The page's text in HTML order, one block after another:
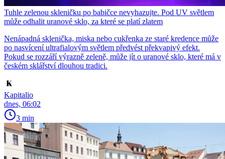
Tuhle zelenou skleničku po babičce nevyhazujte. Pod UV světlem
může odhalit uranové sklo, za které se platí zlatem
Nenápadná sklenička, miska nebo cukřenka ze staré kredence může
po nasvícení ultrafialovým světlem předvést překvapivý efekt.
Pokud se rozzáří výrazně zeleně, může jít o uranové sklo, které má v
českém sklářství dlouhou tradici.
Kapitalio
dnes, 06:02
3 min